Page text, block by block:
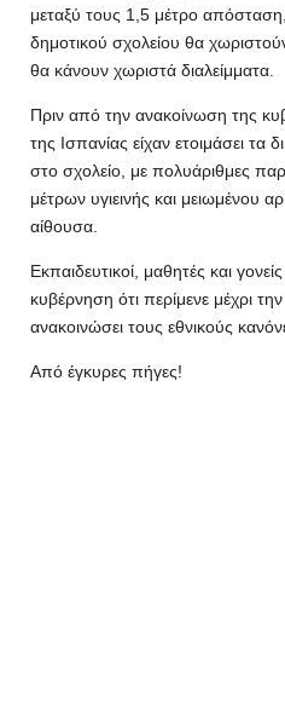
μεταξύ τους 1,5 μέτρο
δημοτικού σχολείου θα
θα κάνουν χωριστά διαλείμματα.
Πριν από την ανακοίνωση της
της Ισπανίας είχαν ετοιμάσει τα
στο σχολείο, με πολυάριθμες
μέτρων υγιεινής και μειωμένου
αίθουσα.
Εκπαιδευτικοί, μαθητές και
κυβέρνηση ότι περίμενε μέχρι
ανακοινώσει τους εθνικούς
Από έγκυρες πήγες!